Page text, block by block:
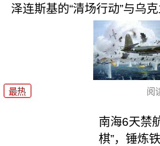
泽连斯基的“清场行动”与乌克
最热 阅
南海6天禁
棋”，锤炼